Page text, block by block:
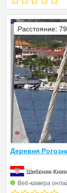
Деревня
Шибеник-
Веб‑камера
Расстояние: